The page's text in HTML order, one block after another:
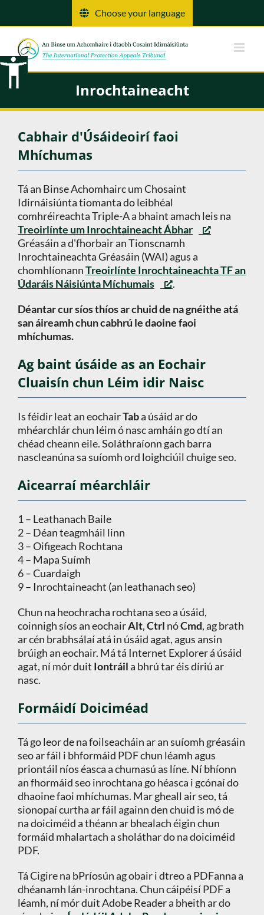
Choose your language
Inrochtaineacht
Cabhair d'Úsáideoirí faoi
Mhíchumas
Tá an Binse Achomhairc um Chosaint
Idirnáisiúnta tiomanta do leibhéal
comhréireachta Triple-A a bhaint amach leis na
Treoirlínte um Inrochtaineacht Ábhar
Gréasáin a d'fhorbair an Tionscnamh
Inrochtaineachta Gréasáin (WAI) agus a
chomhlíonannTreoirlínte Inrochtaineachta TF an
Údaráis Náisiúnta Míchumais
.
Déantar cur síos thíos ar chuid de na gnéithe atá
san áireamh chun cabhrú le daoine faoi
mhíchumas.
Ag baint úsáide as an Eochair
Cluaisín chun Léim idir Naisc
Is féidir leat an eochairTaba úsáid ar do
mhéarchlár chun léim ó nasc amháin go dtí an
chéad cheann eile. Soláthraíonn gach barra
nascleanúna sa suíomh ord loighciúil chuige seo.
Aicearraí méarchláir
1 – Leathanach Baile
2 – Déan teagmháil linn
3 – Oifigeach Rochtana
4 – Mapa Suímh
6 – Cuardaigh
9 – Inrochtaineacht (an leathanach seo)
Chun na heochracha rochtana seo a úsáid,
coinnigh síos an eochairAlt,Ctrl nóCmd, ag brath
ar cén brabhsálaí atá in úsáid agat, agus ansin
brúigh an eochair. Má tá Internet Explorer á úsáid
agat, ní mór duit Iontráila bhrú tar éis díriú ar
nasc.
Formáidí Doiciméad
Tá go leor de na foilseacháin ar an suíomh gréasáin
seo ar fáil i bhformáid PDF chun léamh agus
priontáil níos éasca a chumasú as líne. Ní bhíonn
an fhormáid seo inrochtana go héasca i gcónaí do
dhaoine faoi mhíchumas. Mar gheall air seo, tá
sionopaí curtha ar fáil againn den chuid is mó de
na doiciméid a théann ar bhealach éigin chun
formáid mhalartach a sholáthar do na doiciméid
PDF.
Tá Cigire na bPríosún ag obair i dtreo a PDFanna a
dhéanamh lán-inrochtana. Chun cáipéisí PDF a
léamh, ní mór duit Adobe Reader a bheith ar do